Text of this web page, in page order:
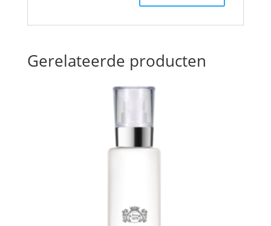
Gerelateerde producten